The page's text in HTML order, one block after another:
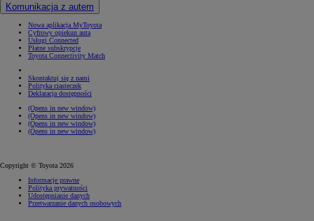
Komunikacja z autem
Nowa aplikacja MyToyota
Cyfrowy opiekun auta
Usługi Connected
Płatne subskrypcje
Toyota Connectivity Match
Skontaktuj się z nami
Polityka ciasteczek
Deklaracja dostępności
(Opens in new window)
(Opens in new window)
(Opens in new window)
(Opens in new window)
Copyright © Toyota 2026
Informacje prawne
Polityka prywatności
Udostępnianie danych
Przetwarzanie danych osobowych